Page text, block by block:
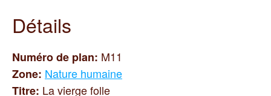
Détails
Numéro de plan: M11
Zone: Nature humaine
Titre: La vierge folle